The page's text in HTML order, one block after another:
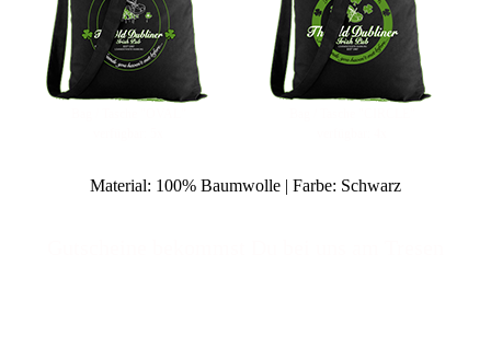
Material: 100% Baumwolle | Farbe: Schwarz